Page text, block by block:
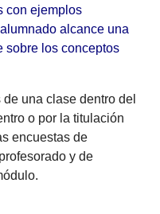
con ejemplos
alcance una
sobre los conceptos
una clase dentro del
o por la titulación
encuestas de
y de